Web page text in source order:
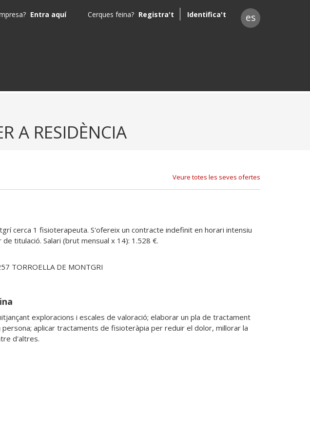
Entra aquí Cerques feina? Registra't Identifica't es
A RESIDÈNCIA
Veure totes les seves ofertes
cerca 1 fisioterapeuta. S'ofereix un contracte indefinit en horari intensiu
TORROELLA DE MONTGRI
exploracions i escales de valoració; elaborar un pla de tractament
aplicar tractaments de fisioteràpia per reduir el dolor, millorar la
d'altres.